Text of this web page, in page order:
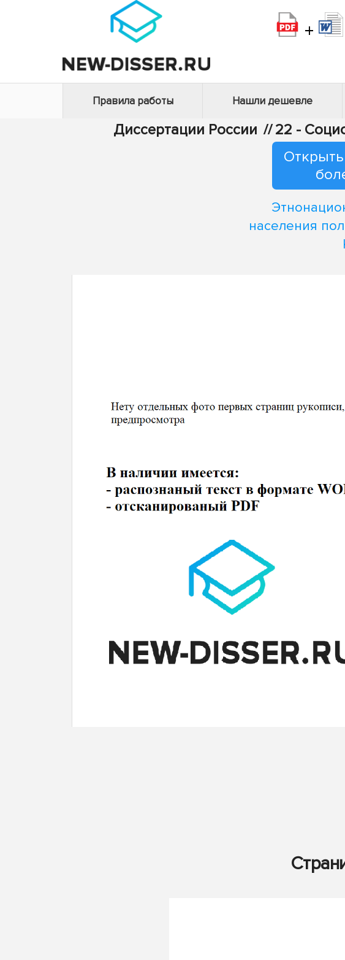
+
Правила работы Нашли дешевле
Диссертации России // 22 -
населения